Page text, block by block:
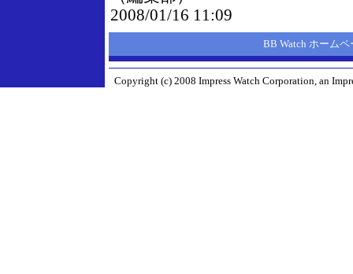
2008/01/16 11:09
BB Watch ホームペ
Copyright (c) 2008 Impress Watch Corporation, an